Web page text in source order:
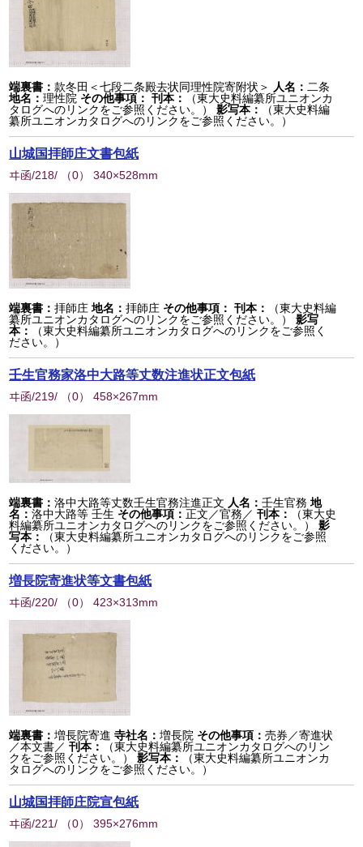
端裏書：款冬田＜七段二条殿去状同理性院寄附状＞ 人名： 二条
地名：理性院 その他事項： 刊本：
（東大史料編纂所ユニオンカ
タログへのリンクをご参照ください。）
影写本：
（東大史料編
纂所ユニオンカタログへのリンクをご参照ください。）
山城国拝師庄文書包紙
ヰ函/218/ （0） 340×528mm
端裏書：拝師庄 地名：拝師庄 その他事項： 刊本：
（東大史料編
纂所ユニオンカタログへのリンクをご参照ください。）
影写
本：
（東大史料編纂所ユニオンカタログへのリンクをご参照く
ださい。）
壬生官務家洛中大路等丈数注進状正文包紙
ヰ函/219/ （0） 458×267mm
端裏書：洛中大路等丈数壬生官務注進正文 人名：壬生官務 地
名：洛中大路等 壬生 その他事項：正文／官務／刊本：
（東大史
料編纂所ユニオンカタログへのリンクをご参照ください。）
影
写本：
（東大史料編纂所ユニオンカタログへのリンクをご参照
ください。）
増長院寄進状等文書包紙
ヰ函/220/ （0） 423×313mm
端裏書：増長院寄進 寺社名：増長院 その他事項：売券／寄進状
／本文書／刊本：
（東大史料編纂所ユニオンカタログへのリン
クをご参照ください。）
影写本：
（東大史料編纂所ユニオンカ
タログへのリンクをご参照ください。）
山城国拝師庄院宣包紙
ヰ函/221/ （0） 395×276mm